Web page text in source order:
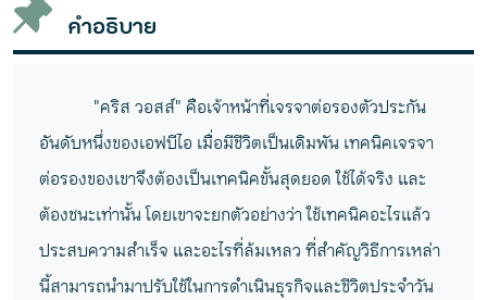
คำอธิบาย
"คริส วอสส์" คือเจ้าหน้าที่เจรจาต่อรองตัวประกัน
อันดับหนึ่งของเอฟบีไอ เมื่อมีชีวิตเป็นเดิมพัน เทคนิคเจรจา
ต่อรองของเขาจึงต้องเป็นเทคนิคขั้นสุดยอด ใช้ได้จริง และ
ต้องชนะเท่านั้น โดยเขาจะยกตัวอย่างว่า ใช้เทคนิคอะไรแล้ว
ประสบความสำเร็จ และอะไรที่ล้มเหลว ที่สำคัญวิธีการเหล่า
นี้สามารถนำมาปรับใช้ในการดำเนินธุรกิจและชีวิตประจำวัน